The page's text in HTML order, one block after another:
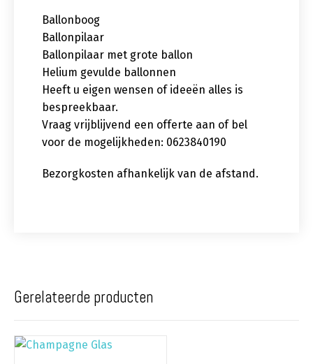
Ballonboog
Ballonpilaar
Ballonpilaar met grote ballon
Helium gevulde ballonnen
Heeft u eigen wensen of ideeën alles is
bespreekbaar.
Vraag vrijblijvend een offerte aan of bel
voor de mogelijkheden: 0623840190
Bezorgkosten afhankelijk van de afstand.
Gerelateerde producten